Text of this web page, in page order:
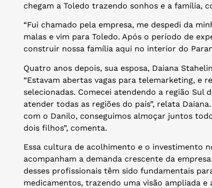
chegam a Toledo trazendo sonhos e a família,
“Fui chamado pela empresa, me despedi da
malas e vim para Toledo. Após o período de
construir nossa família aqui no interior do
Quatro anos depois, sua esposa, Daiana
“Estavam abertas vagas para telemarketing, e
selecionadas. Comecei atendendo a região Sul
atender todas as regiões do país”, relata
com o Danilo, conseguimos almoçar juntos
dois filhos”, comenta.
Essa cultura de acolhimento e o investimento
acompanham a demanda crescente da
desses profissionais têm sido fundamentais
medicamentos, trazendo uma visão ampliada